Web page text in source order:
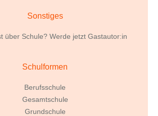
Sonstiges
über Schule? Werde jetzt Gastautor:in
Schulformen
Berufsschule
Gesamtschule
Grundschule